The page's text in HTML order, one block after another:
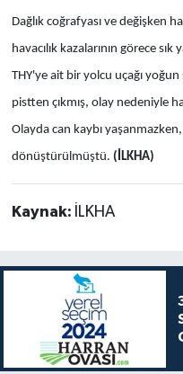
Dağlık coğrafyası ve değişken
havacılık kazalarının görece
THY'ye ait bir yolcu uçağı
pistten çıkmış, olay nedeniyle
Olayda can kaybı
dönüştürülmüştü. (İLKHA)
Kaynak: İLKHA